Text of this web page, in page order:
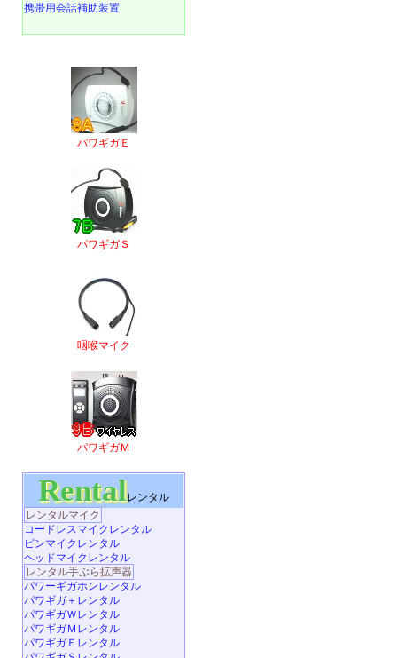
携帯用会話補助装置
パワギガＥ
パワギガＳ
咽喉マイク
パワギガＭ
Rentalレンタル
レンタルマイク
コードレスマイクレンタル
ピンマイクレンタル
ヘッドマイクレンタル
レンタル手ぶら拡声器
パワーギガホンレンタル
パワギガ＋レンタル
パワギガＷレンタル
パワギガＭレンタル
パワギガＥレンタル